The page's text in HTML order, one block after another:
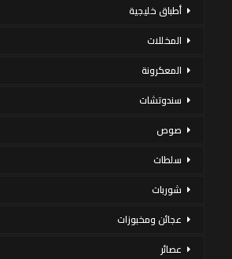
أطباق خليجية
المخللات
المعكرونة
سندوتشات
صوص
سلطات
شوربات
عجائن ومخبوزات
عصائر